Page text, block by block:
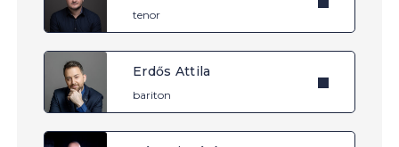
tenor
Erdős Attila
bariton